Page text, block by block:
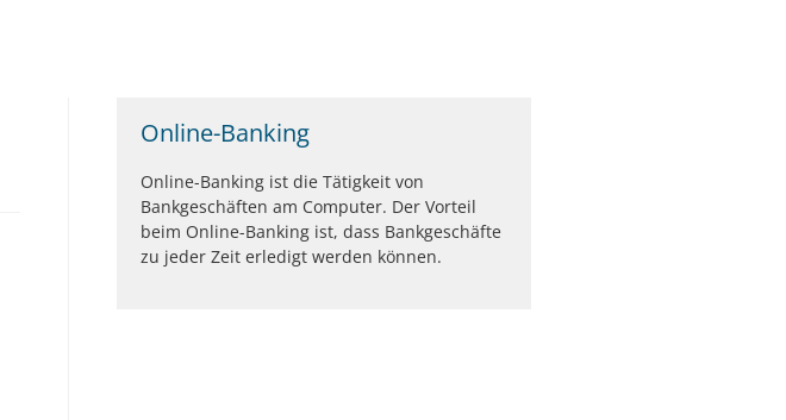
Online-Banking
Online-Banking ist die Tätigkeit von
Bankgeschäften am Computer. Der Vorteil
beim Online-Banking ist, dass Bankgeschäfte
zu jeder Zeit erledigt werden können.